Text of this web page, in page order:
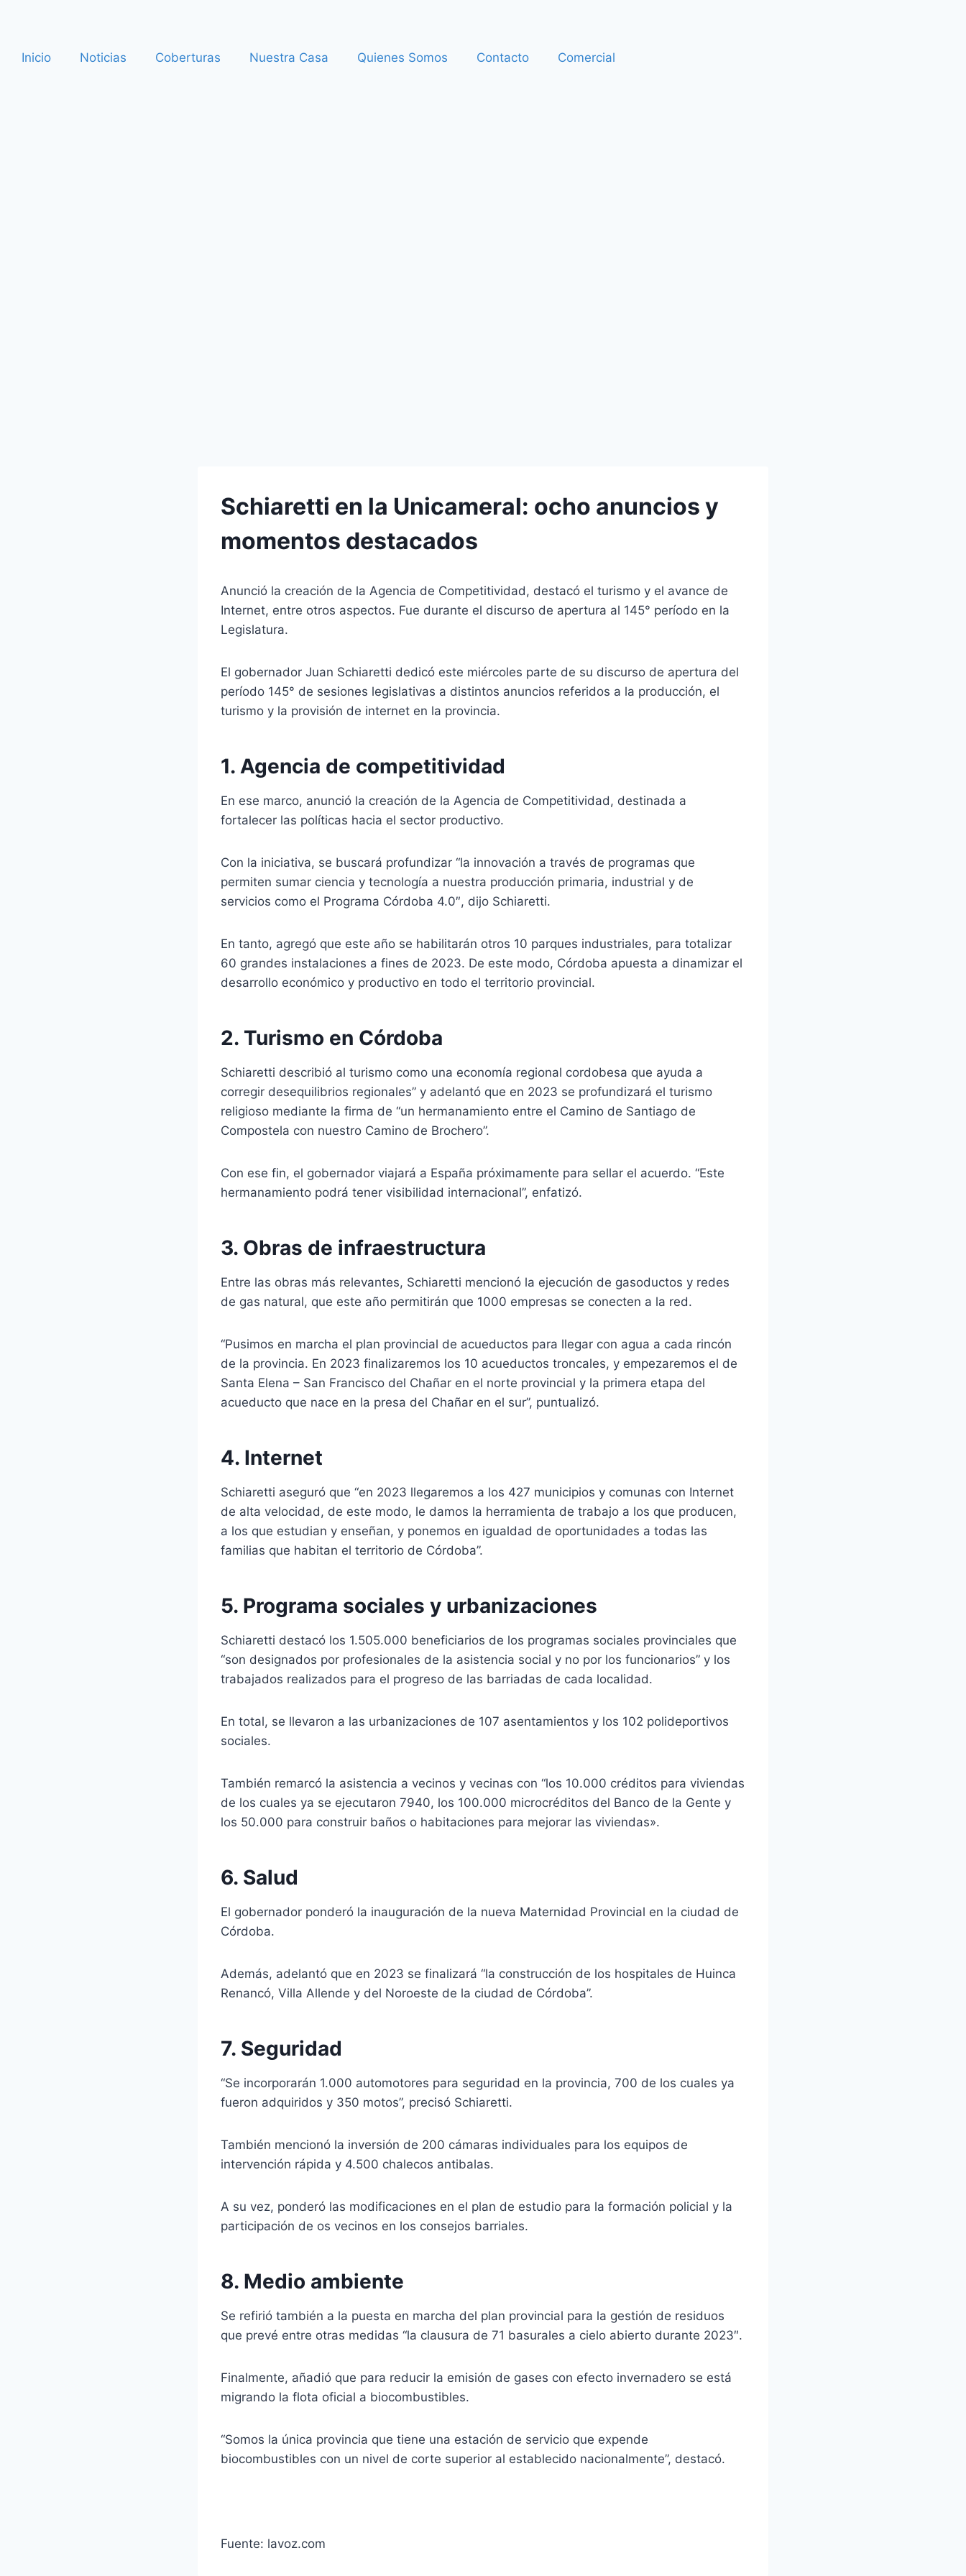
Inicio Noticias Coberturas Nuestra Casa Quienes Somos Contacto Comercial
Schiaretti en la Unicameral: ocho anuncios y
momentos destacados
Anunció la creación de la Agencia de Competitividad, destacó el turismo y el avance de
Internet, entre otros aspectos. Fue durante el discurso de apertura al 145° período en la
Legislatura.
El gobernador Juan Schiaretti dedicó este miércoles parte de su discurso de apertura del
período 145° de sesiones legislativas a distintos anuncios referidos a la producción, el
turismo y la provisión de internet en la provincia.
1. Agencia de competitividad
En ese marco, anunció la creación de la Agencia de Competitividad, destinada a
fortalecer las políticas hacia el sector productivo.
Con la iniciativa, se buscará profundizar “la innovación a través de programas que
permiten sumar ciencia y tecnología a nuestra producción primaria, industrial y de
servicios como el Programa Córdoba 4.0″, dijo Schiaretti.
En tanto, agregó que este año se habilitarán otros 10 parques industriales, para totalizar
60 grandes instalaciones a fines de 2023. De este modo, Córdoba apuesta a dinamizar el
desarrollo económico y productivo en todo el territorio provincial.
2. Turismo en Córdoba
Schiaretti describió al turismo como una economía regional cordobesa que ayuda a
corregir desequilibrios regionales” y adelantó que en 2023 se profundizará el turismo
religioso mediante la firma de “un hermanamiento entre el Camino de Santiago de
Compostela con nuestro Camino de Brochero”.
Con ese fin, el gobernador viajará a España próximamente para sellar el acuerdo. “Este
hermanamiento podrá tener visibilidad internacional”, enfatizó.
3. Obras de infraestructura
Entre las obras más relevantes, Schiaretti mencionó la ejecución de gasoductos y redes
de gas natural, que este año permitirán que 1000 empresas se conecten a la red.
“Pusimos en marcha el plan provincial de acueductos para llegar con agua a cada rincón
de la provincia. En 2023 finalizaremos los 10 acueductos troncales, y empezaremos el de
Santa Elena – San Francisco del Chañar en el norte provincial y la primera etapa del
acueducto que nace en la presa del Chañar en el sur”, puntualizó.
4. Internet
Schiaretti aseguró que “en 2023 llegaremos a los 427 municipios y comunas con Internet
de alta velocidad, de este modo, le damos la herramienta de trabajo a los que producen,
a los que estudian y enseñan, y ponemos en igualdad de oportunidades a todas las
familias que habitan el territorio de Córdoba”.
5. Programa sociales y urbanizaciones
Schiaretti destacó los 1.505.000 beneficiarios de los programas sociales provinciales que
“son designados por profesionales de la asistencia social y no por los funcionarios” y los
trabajados realizados para el progreso de las barriadas de cada localidad.
En total, se llevaron a las urbanizaciones de 107 asentamientos y los 102 polideportivos
sociales.
También remarcó la asistencia a vecinos y vecinas con “los 10.000 créditos para viviendas
de los cuales ya se ejecutaron 7940, los 100.000 microcréditos del Banco de la Gente y
los 50.000 para construir baños o habitaciones para mejorar las viviendas».
6. Salud
El gobernador ponderó la inauguración de la nueva Maternidad Provincial en la ciudad de
Córdoba.
Además, adelantó que en 2023 se finalizará “la construcción de los hospitales de Huinca
Renancó, Villa Allende y del Noroeste de la ciudad de Córdoba”.
7. Seguridad
“Se incorporarán 1.000 automotores para seguridad en la provincia, 700 de los cuales ya
fueron adquiridos y 350 motos”, precisó Schiaretti.
También mencionó la inversión de 200 cámaras individuales para los equipos de
intervención rápida y 4.500 chalecos antibalas.
A su vez, ponderó las modificaciones en el plan de estudio para la formación policial y la
participación de os vecinos en los consejos barriales.
8. Medio ambiente
Se refirió también a la puesta en marcha del plan provincial para la gestión de residuos
que prevé entre otras medidas “la clausura de 71 basurales a cielo abierto durante 2023″.
Finalmente, añadió que para reducir la emisión de gases con efecto invernadero se está
migrando la flota oficial a biocombustibles.
“Somos la única provincia que tiene una estación de servicio que expende
biocombustibles con un nivel de corte superior al establecido nacionalmente”, destacó.
Fuente: lavoz.com